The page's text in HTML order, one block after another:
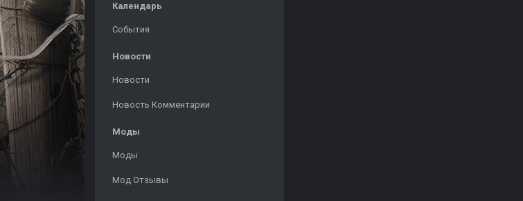
Календарь
События
Новости
Новости
Новость Комментарии
Моды
Моды
Мод Отзывы